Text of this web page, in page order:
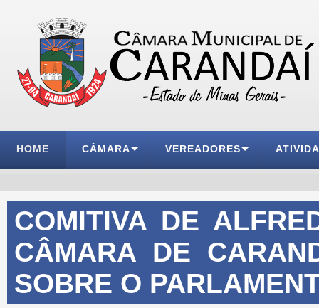
HOME CÂMARA VEREADORES
COMITIVA DE
CÂMARA DE
SOBRE O